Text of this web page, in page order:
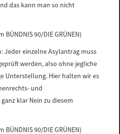
das kann man so nicht
90/DIE GRÜNEN)
Jeder einzelne Asylantrag muss
werden, also ohne jegliche
Unterstellung. Hier halten wir es
und
klar Nein zu diesem
90/DIE GRÜNEN)